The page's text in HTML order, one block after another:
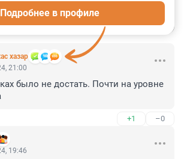
хазар
Подробнее в профиле
21:00
было не достать. Почти на уровне
+1 –0
19:46